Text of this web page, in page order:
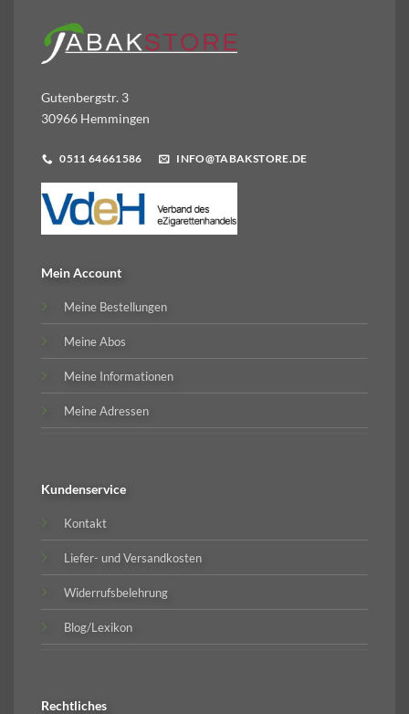
Gutenbergstr. 3
30966 Hemmingen
0511 64661586 INFO@TABAKSTORE.DE
Mein Account
Meine Bestellungen
Meine Abos
Meine Informationen
Meine Adressen
Kundenservice
Kontakt
Liefer- und Versandkosten
Widerrufsbelehrung
Blog/Lexikon
Rechtliches